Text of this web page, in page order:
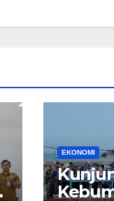
EKONOMI